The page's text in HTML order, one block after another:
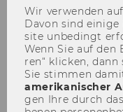
Wir ver­wen­den
Davon sind
site un­be­dingt
Wenn Sie auf
ren“ kli­cken,
Sie stim­men
amerikanischer
gen Ihre durch